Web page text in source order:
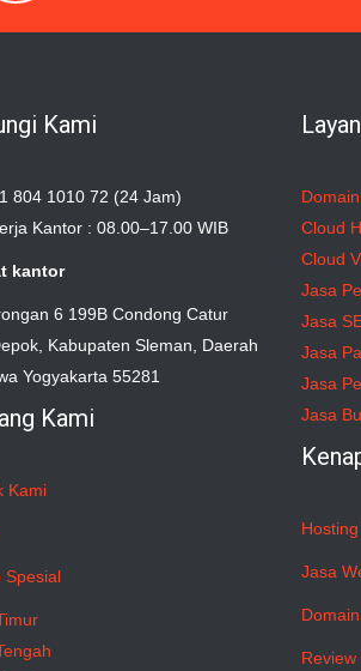
Kami
804 1010 72 (24 Jam)
Kantor : 08.00–17.00 WIB
kantor
6 199B Condong Catur
Kabupaten Sleman, Daerah
Yogyakarta 55281
Kami
Kami
Spesial
Cloud
Cloud
Jasa
Jasa
Jasa
Jasa
Jasa
Jasa
Review